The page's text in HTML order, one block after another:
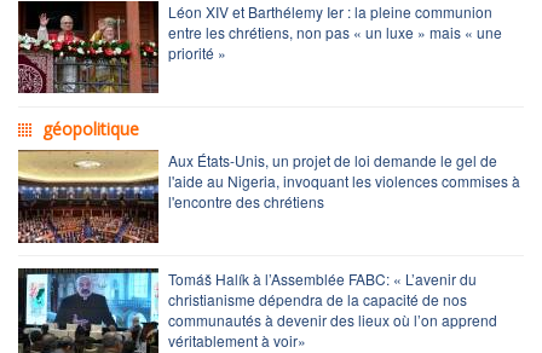
Léon XIV et Barthélemy Ier : la pleine communion
entre les chrétiens, non pas « un luxe » mais « une
priorité »
géopolitique
Aux États-Unis, un projet de loi demande le gel de
l'aide au Nigeria, invoquant les violences commises à
l'encontre des chrétiens
Tomáš Halík à l’Assemblée FABC: « L’avenir du
christianisme dépendra de la capacité de nos
communautés à devenir des lieux où l’on apprend
véritablement à voir»